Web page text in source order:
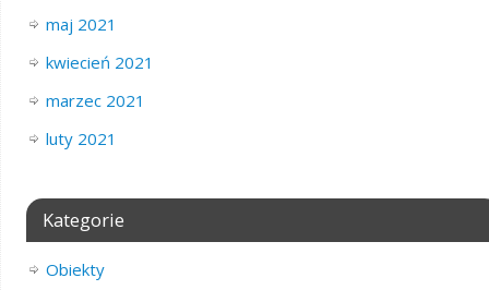
maj 2021
kwiecień 2021
marzec 2021
luty 2021
Kategorie
Obiekty